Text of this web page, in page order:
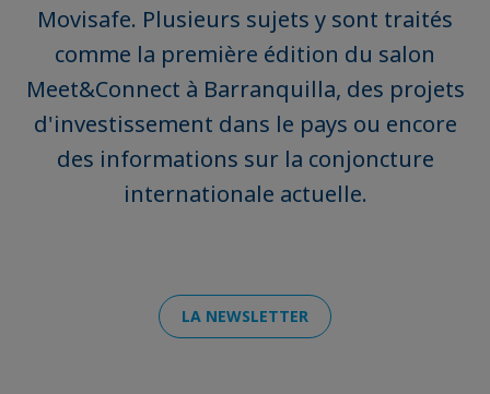
Movisafe. Plusieurs sujets y sont traités
comme la première édition du salon
Meet&Connect à Barranquilla, des projets
d'investissement dans le pays ou encore
des informations sur la conjoncture
internationale actuelle.
LA NEWSLETTER